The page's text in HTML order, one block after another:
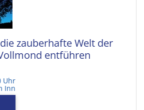
zauberhafte Welt der
entführen
Uhr
Inn